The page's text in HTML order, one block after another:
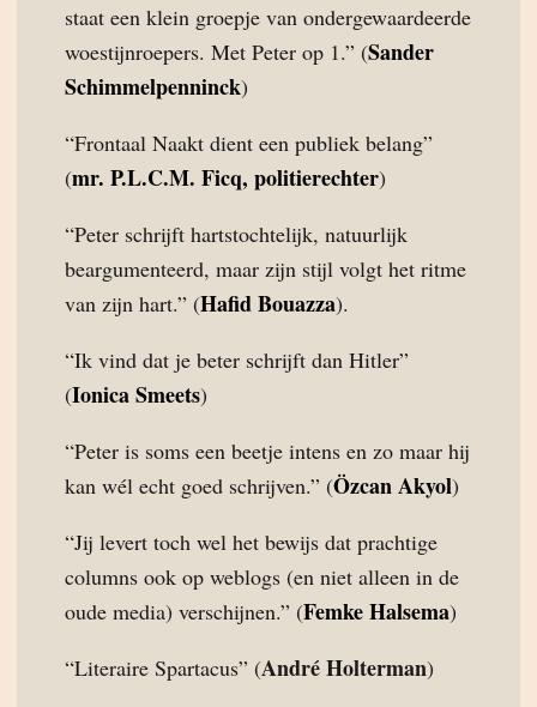
staat een klein groepje van ondergewaardeerde
woestijnroepers. Met Peter op 1.” (Sander
Schimmelpenninck)
“Frontaal Naakt dient een publiek belang”
(mr. P.L.C.M. Ficq, politierechter)
“Peter schrijft hartstochtelijk, natuurlijk
beargumenteerd, maar zijn stijl volgt het ritme
van zijn hart.” (Hafid Bouazza).
“Ik vind dat je beter schrijft dan Hitler”
(Ionica Smeets)
“Peter is soms een beetje intens en zo maar hij
kan wél echt goed schrijven.” (Özcan Akyol)
“Jij levert toch wel het bewijs dat prachtige
columns ook op weblogs (en niet alleen in de
oude media) verschijnen.” (Femke Halsema)
“Literaire Spartacus” (André Holterman)